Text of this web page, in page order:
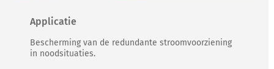
Applicatie
Bescherming van de redundante stroomvoorziening
in noodsituaties.